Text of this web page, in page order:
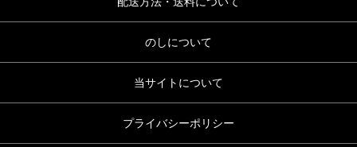
のしについて
当サイトについて
プライバシーポリシー